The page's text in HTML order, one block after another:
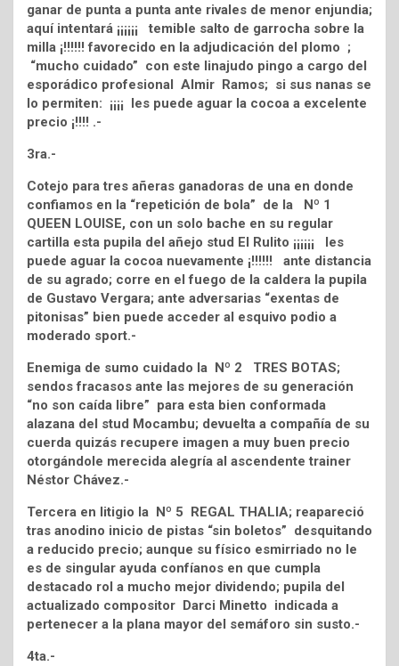
ganar de punta a punta ante rivales de menor enjundia;
aquí intentará ¡¡¡¡¡¡ temible salto de garrocha sobre la
milla ¡!!!!!! favorecido en la adjudicación del plomo ;
“mucho cuidado” con este linajudo pingo a cargo del
esporádico profesional Almir Ramos; si sus nanas se
lo permiten: ¡¡¡¡ les puede aguar la cocoa a excelente
precio ¡!!!! .-
3ra.-
Cotejo para tres añeras ganadoras de una en donde
confiamos en la “repetición de bola” de la Nº 1
QUEEN LOUISE, con un solo bache en su regular
cartilla esta pupila del añejo stud El Rulito ¡¡¡¡¡¡ les
puede aguar la cocoa nuevamente ¡!!!!!! ante distancia
de su agrado; corre en el fuego de la caldera la pupila
de Gustavo Vergara; ante adversarias “exentas de
pitonisas” bien puede acceder al esquivo podio a
moderado sport.-
Enemiga de sumo cuidado la Nº 2 TRES BOTAS;
sendos fracasos ante las mejores de su generación
“no son caída libre” para esta bien conformada
alazana del stud Mocambu; devuelta a compañía de su
cuerda quizás recupere imagen a muy buen precio
otorgándole merecida alegría al ascendente trainer
Néstor Chávez.-
Tercera en litigio la Nº 5 REGAL THALIA; reapareció
tras anodino inicio de pistas “sin boletos” desquitando
a reducido precio; aunque su físico esmirriado no le
es de singular ayuda confíanos en que cumpla
destacado rol a mucho mejor dividendo; pupila del
actualizado compositor Darci Minetto indicada a
pertenecer a la plana mayor del semáforo sin susto.-
4ta.-